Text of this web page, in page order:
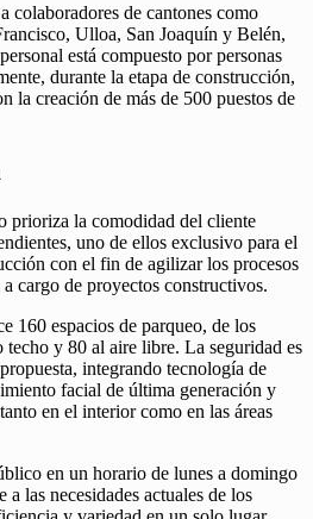
colaboradores de cantones como
Ulloa, San Joaquín y Belén,
está compuesto por personas
durante la etapa de construcción,
la creación de más de 500 puestos de
prioriza la comodidad del cliente
uno de ellos exclusivo para el
con el fin de agilizar los procesos
cargo de proyectos constructivos.
160 espacios de parqueo, de los
techo y 80 al aire libre. La seguridad es
integrando tecnología de
facial de última generación y
en el interior como en las áreas
en un horario de lunes a domingo
a las necesidades actuales de los